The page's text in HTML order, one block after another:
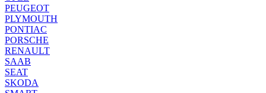
PEUGEOT
PLYMOUTH
PONTIAC
PORSCHE
RENAULT
SAAB
SEAT
SKODA